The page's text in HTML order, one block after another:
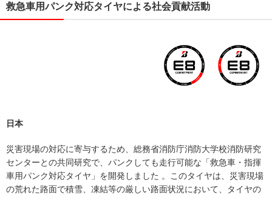
救急車用パンク対応タイヤによる社会貢献活動
日本
災害現場の対応に寄与するため、総務省消防庁消防大学校消防研究
センターとの共同研究で、パンクしても走行可能な「救急車・指揮
車用パンク対応タイヤ」を開発しました 。このタイヤは、災害現場
の荒れた路面で積雪、凍結等の厳しい路面状況において、タイヤの